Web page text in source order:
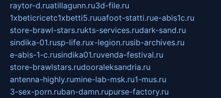
raytor-d.ruatillagunn.ru3d-file.ru
1xbeticricetc1xbetti5.ruuafoot-statti.rue-abis1c.ru
store-brawl-stars.rukts-services.rudark-sand.ru
sindika-01.rusp-life.rux-legion.rusib-archives.ru
e-abis-1-c.rusindika01.ruvenda-festival.ru
store-brawlstars.rudooraleksandria.ru
antenna-highly.rumine-lab-msk.ru1-mus.ru
3-sex-porn.ruban-damn.rupurse-factory.ru